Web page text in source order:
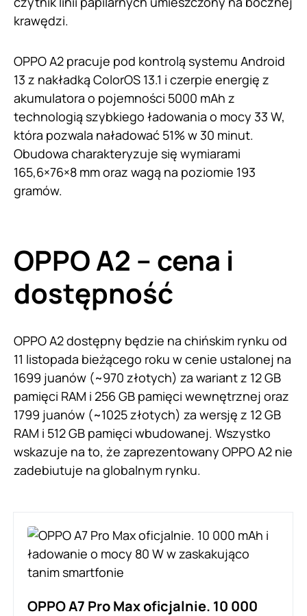
krawędzi.
OPPO A2 pracuje pod kontrolą systemu Android
13 z nakładką ColorOS 13.1 i czerpie energię z
akumulatora o pojemności 5000 mAh z
technologią szybkiego ładowania o mocy 33 W,
która pozwala naładować 51% w 30 minut.
Obudowa charakteryzuje się wymiarami
165,6×76×8 mm oraz wagą na poziomie 193
gramów.
OPPO A2 – cena i
dostępność
OPPO A2 dostępny będzie na chińskim rynku od
11 listopada bieżącego roku w cenie ustalonej na
1699 juanów (~970 złotych) za wariant z 12 GB
pamięci RAM i 256 GB pamięci wewnętrznej oraz
1799 juanów (~1025 złotych) za wersję z 12 GB
RAM i 512 GB pamięci wbudowanej. Wszystko
wskazuje na to, że zaprezentowany OPPO A2 nie
zadebiutuje na globalnym rynku.
OPPO A7 Pro Max oficjalnie. 10 000